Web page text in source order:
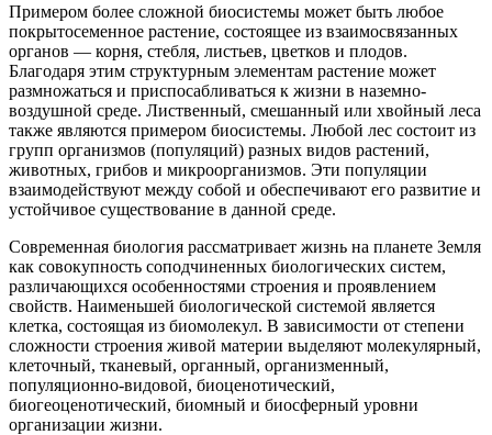
Примером более сложной биосистемы может быть любое
покрытосеменное растение, состоящее из взаимосвязанных
органов — корня, стебля, листьев, цветков и плодов.
Благодаря этим структурным элементам растение может
размножаться и приспосабливаться к жизни в наземно-
воздушной среде. Лиственный, смешанный или хвойный леса
также являются примером биосистемы. Любой лес состоит из
групп организмов (популяций) разных видов растений,
животных, грибов и микроорганизмов. Эти популяции
взаимодействуют между собой и обеспечивают его развитие и
устойчивое существование в данной среде.
Современная биология рассматривает жизнь на планете Земля
как совокупность соподчиненных биологических систем,
различающихся особенностями строения и проявлением
свойств. Наименьшей биологической системой является
клетка, состоящая из биомолекул. В зависимости от степени
сложности строения живой материи выделяют молекулярный,
клеточный, тканевый, органный, организменный,
популяционно-видовой, биоценотический,
биогеоценотический, биомный и биосферный уровни
организации жизни.